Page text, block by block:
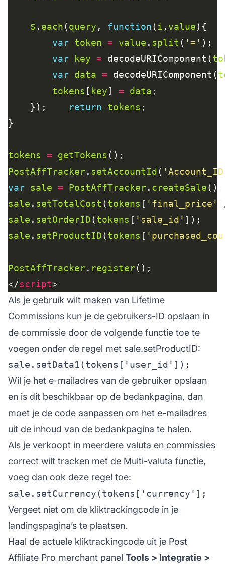
$ . each(query , function(i , value
var token = value . split ( '='
var
key = decodeURIComponent(
var data = decodeURIComponent(
tokens [ key] = data
    });
return tokens
tokens = getTokens
PostAffTracker. setAccountId(
var sale = PostAffTracker. createSale
sale . setTotalCost (tokens [ 'final_price'
sale . setOrderID(tokens [ 'sale_id'
sale . setProductID(tokens [
PostAffTracker. register
</script
Als je gebruik wilt maken van Lifetime
Commissions kun je de gebruikers-ID opslaan in
de commissie door de volgende functie toe te
voegen onder de regel met sale.setProductID:
Wil je het e-mailadres van de gebruiker opslaan
en is dit beschikbaar op de bedankpagina, dan
moet je de code aanpassen om het e-mailadres
uit de inhoud van de bedankpagina te halen.
Als je verkoopt in meerdere valuta en commissies
correct wilt tracken met de Multi-valuta functie,
voeg dan ook deze regel toe:
Vergeet niet om de kliktrackingcode in je
landingspagina’s te plaatsen.
Haal de actuele kliktrackingcode uit je Post
Affiliate Pro merchant panel Tools > Integratie >